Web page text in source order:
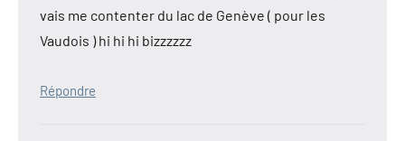
vais me contenter du lac de Genève ( pour les
Vaudois ) hi hi hi bizzzzzz
Répondre